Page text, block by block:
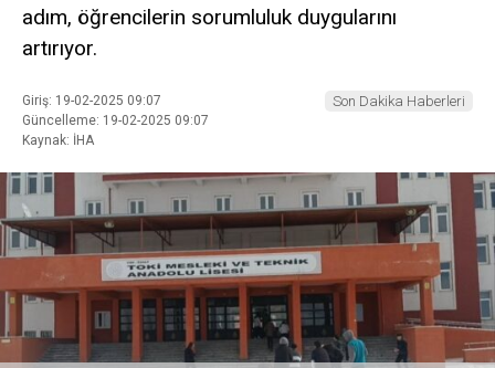
adım, öğrencilerin sorumluluk duygularını
artırıyor.
Giriş: 19-02-2025 09:07
Güncelleme: 19-02-2025 09:07
Kaynak: İHA
Son Dakika Haberleri